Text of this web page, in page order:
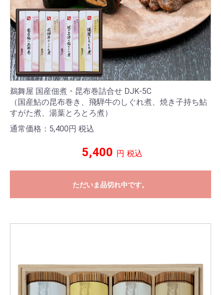
鵜舞屋 国産佃煮・昆布巻詰合せ DJK-5C
（国産鮎の昆布巻き、飛騨牛のしぐれ煮、焼き子持ち鮎
すがた煮、湯葉とろとろ煮）
通常価格：5,400円 税込
5,400 円 税込
ただいま品切れ中です。